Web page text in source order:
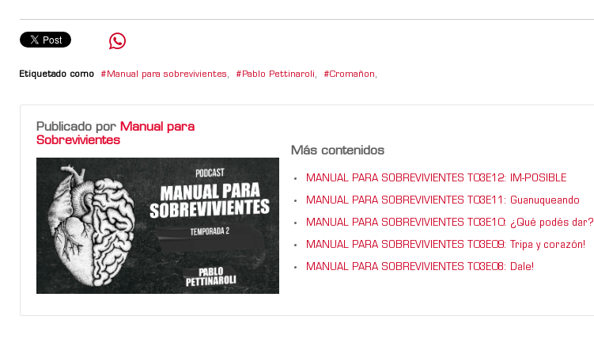
Etiquetado como Manual para sobrevivientes, Pablo Pettinaroli, Cromañon,
Publicado por Manual para
Sobrevivientes
Más contenidos
MANUAL PARA SOBREVIVIENTES T03E12: IM-POSIBLE
MANUAL PARA SOBREVIVIENTES T03E11: Guanuqueando
MANUAL PARA SOBREVIVIENTES T03E10: ¿Qué podés dar?
MANUAL PARA SOBREVIVIENTES T03E09: Tripa y corazón!
MANUAL PARA SOBREVIVIENTES T03E08: Dale!